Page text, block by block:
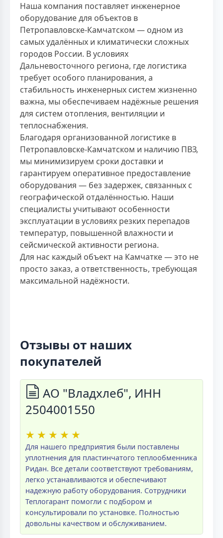
Наша компания поставляет инженерное
оборудование для объектов в
Петропавловске-Камчатском — одном из
самых удалённых и климатически сложных
городов России. В условиях
Дальневосточного региона, где логистика
требует особого планирования, а
стабильность инженерных систем жизненно
важна, мы обеспечиваем надёжные решения
для систем отопления, вентиляции и
теплоснабжения.
Благодаря организованной логистике в
Петропавловске-Камчатском и наличию ПВЗ,
мы минимизируем сроки доставки и
гарантируем оперативное предоставление
оборудования — без задержек, связанных с
географической отдалённостью. Наши
специалисты учитывают особенности
эксплуатации в условиях резких перепадов
температур, повышенной влажности и
сейсмической активности региона.
Для нас каждый объект на Камчатке — это не
просто заказ, а ответственность, требующая
максимальной надёжности.
Отзывы от наших
покупателей
АО "Владхлеб", ИНН
2504001550
★ ★ ★ ★ ★
Для нашего предприятия были поставлены
уплотнения для пластинчатого теплообменника
Ридан. Все детали соответствуют требованиям,
легко устанавливаются и обеспечивают
надежную работу оборудования. Сотрудники
Теплогарант помогли с подбором и
консультировали по установке. Полностью
довольны качеством и обслуживанием.